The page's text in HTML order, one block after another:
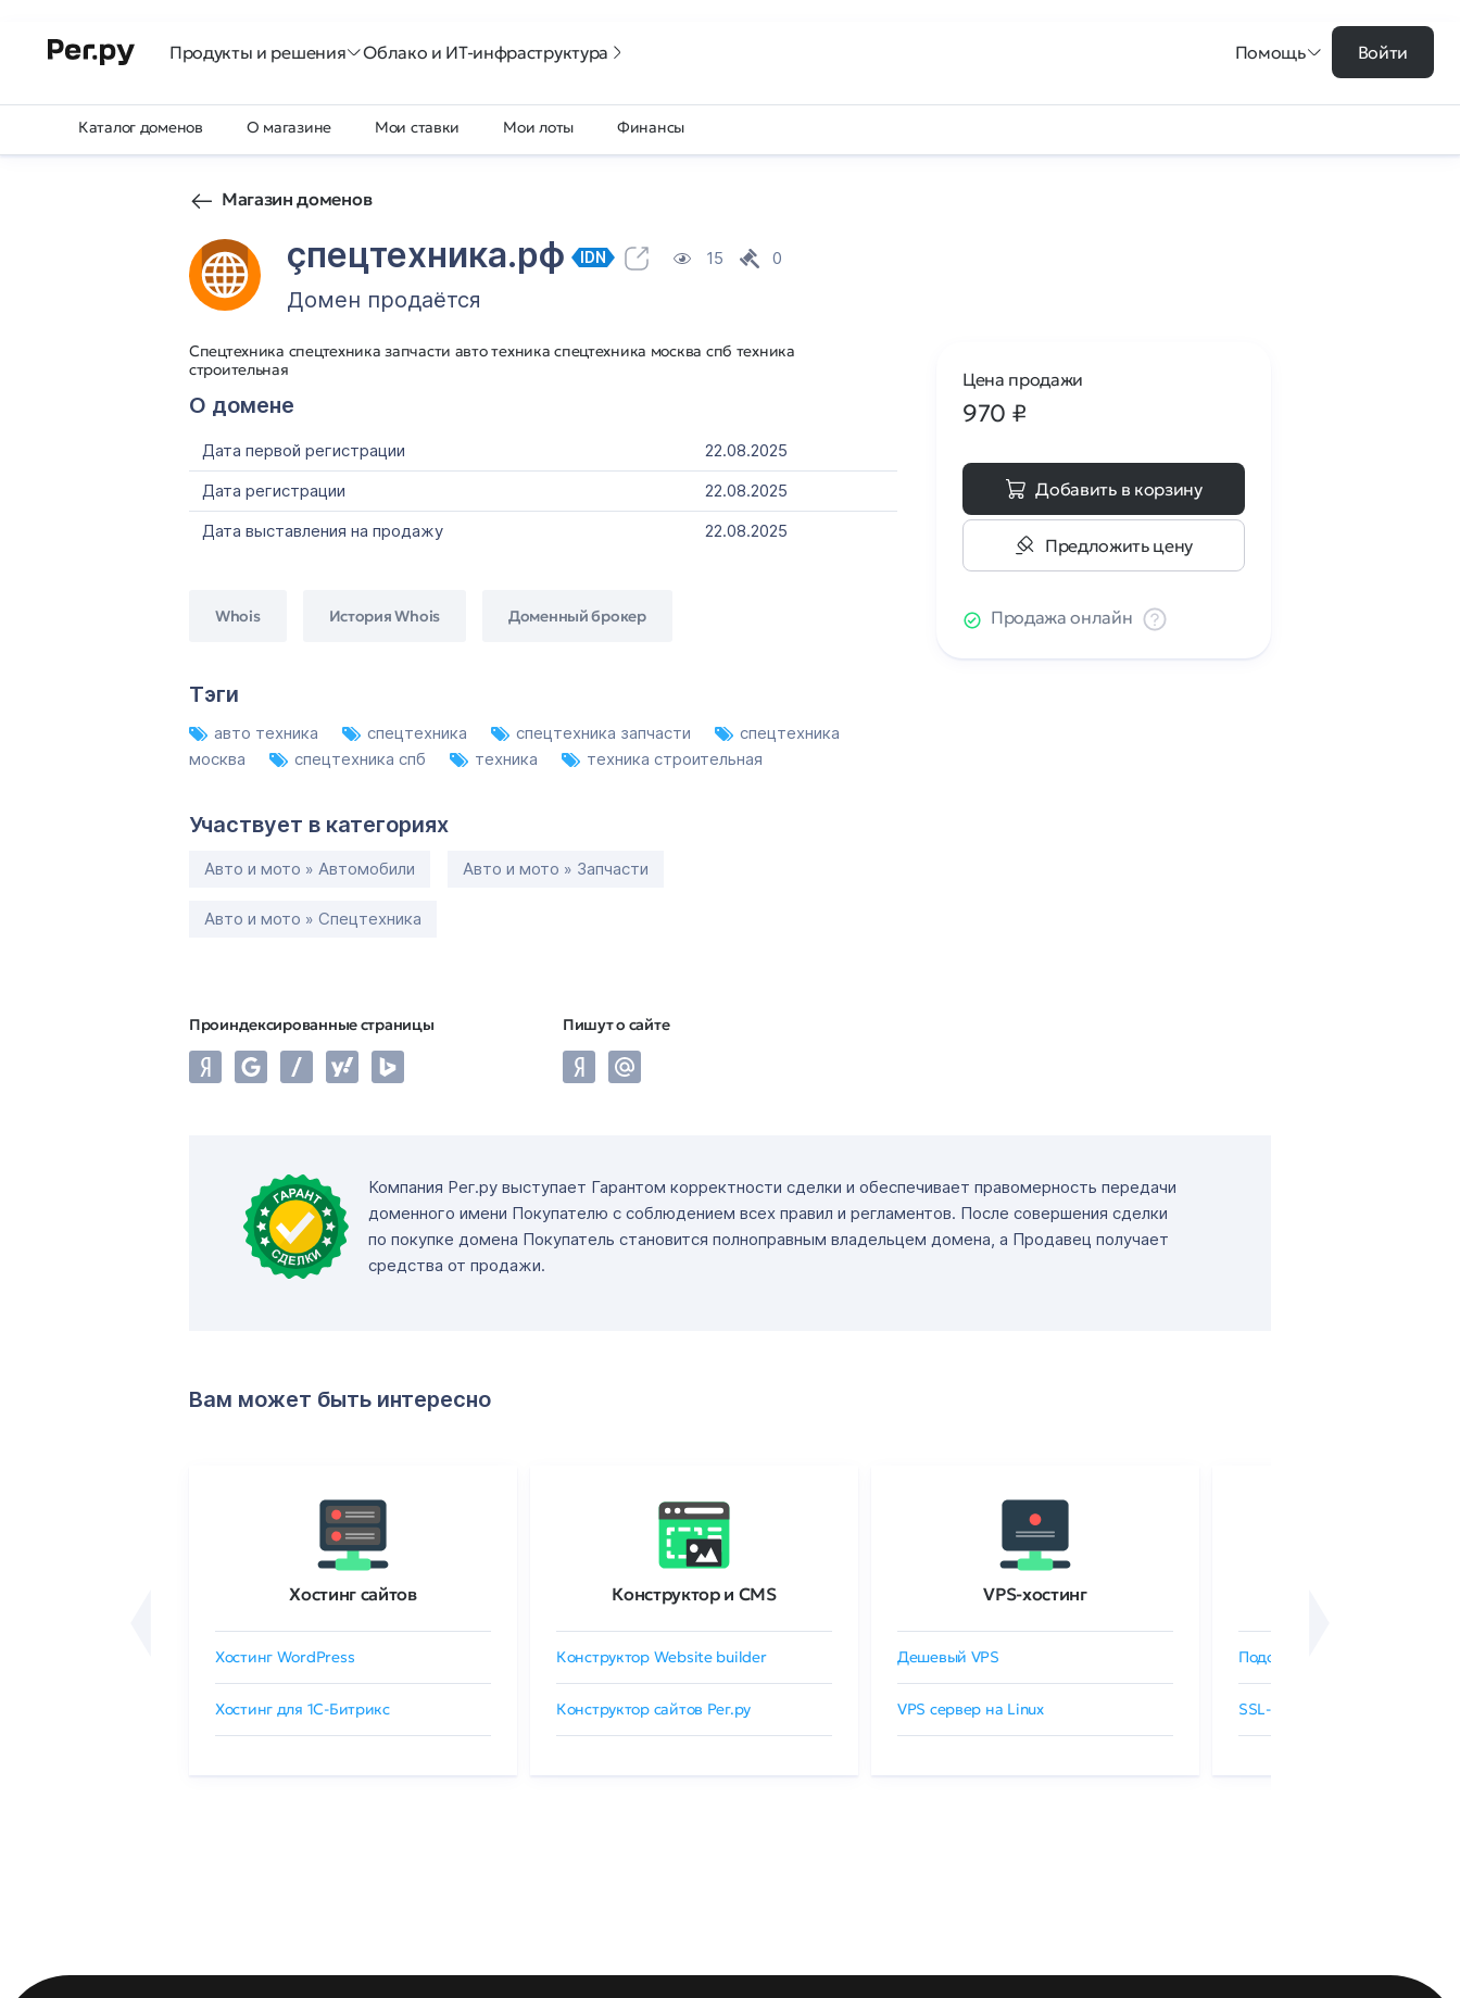
Продукты и решения Облако и ИТ-инфраструктура Помощь Войти
Каталог доменов О магазине Мои ставки Мои лоты Финансы
Магазин доменов
ҫпецтехника.рф IDN 15 0
Домен продаётся
Спецтехника спецтехника запчасти авто техника спецтехника москва спб техника
строительная
О домене
Дата первой регистрации
22.08.2025
Дата регистрации
22.08.2025
Дата выставления на продажу
22.08.2025
Whois История Whois Доменный брокер
Тэги
авто техника спецтехника спецтехника запчасти
спецтехника
москва
спецтехника спб техника техника строительная
Участвует в категориях
Авто и мото » Автомобили Авто и мото » Запчасти
Авто и мото » Спецтехника
Проиндексированные страницы Пишут о сайте
Цена продажи
970 ₽
Добавить в корзину
Предложить цену
Продажа онлайн
Компания Рег.ру выступает Гарантом корректности сделки и обеспечивает правомерность передачи
доменного имени Покупателю с соблюдением всех правил и регламентов. После совершения сделки
по покупке домена Покупатель становится полноправным владельцем домена, а Продавец получает
средства от продажи.
Вам может быть интересно
Хостинг сайтов
Хостинг WordPress
Хостинг для 1C-Битрикс
Конструктор и CMS
Конструктор Website builder
Конструктор сайтов Рег.ру
VPS-хостинг
Дешевый VPS
VPS сервер на Linux
Подобрать SSL-сертификат
SSL-сертификаты GlobalSign